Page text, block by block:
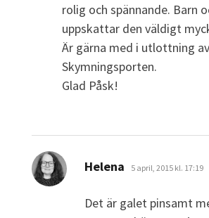
rolig och spännande. Barn
uppskattar den väldigt
Är gärna med i utlottning av
Skymningsporten.
Glad Påsk!
Helena skriver:
5 april, 2015 kl. 17:19
Det är galet pinsamt